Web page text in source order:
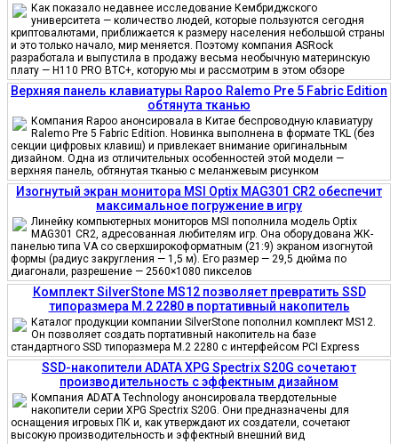
Как показало недавнее исследование Кембриджского
университета — количество людей, которые пользуются сегодня
криптовалютами, приближается к размеру населения небольшой страны
и это только начало, мир меняется. Поэтому компания ASRock
разработала и выпустила в продажу весьма необычную материнскую
плату — H110 PRO BTC+, которую мы и рассмотрим в этом обзоре
Верхняя панель клавиатуры Rapoo Ralemo Pre 5 Fabric Edition
обтянута тканью
Компания Rapoo анонсировала в Китае беспроводную клавиатуру
Ralemo Pre 5 Fabric Edition. Новинка выполнена в формате TKL (без
секции цифровых клавиш) и привлекает внимание оригинальным
дизайном. Одна из отличительных особенностей этой модели —
верхняя панель, обтянутая тканью с меланжевым рисунком
Изогнутый экран монитора MSI Optix MAG301 CR2 обеспечит
максимальное погружение в игру
Линейку компьютерных мониторов MSI пополнила модель Optix
MAG301 CR2, адресованная любителям игр. Она оборудована ЖК-
панелью типа VA со сверхширокоформатным (21:9) экраном изогнутой
формы (радиус закругления — 1,5 м). Его размер — 29,5 дюйма по
диагонали, разрешение — 2560×1080 пикселов
Комплект SilverStone MS12 позволяет превратить SSD
типоразмера M.2 2280 в портативный накопитель
Каталог продукции компании SilverStone пополнил комплект MS12.
Он позволяет создать портативный накопитель на базе
стандартного SSD типоразмера M.2 2280 с интерфейсом PCI Express
SSD-накопители ADATA XPG Spectrix S20G сочетают
производительность с эффектным дизайном
Компания ADATA Technology анонсировала твердотельные
накопители серии XPG Spectrix S20G. Они предназначены для
оснащения игровых ПК и, как утверждают их создатели, сочетают
высокую производительность и эффектный внешний вид